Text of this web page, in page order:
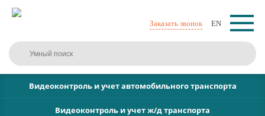
Заказать звонок EN
Видеоконтроль и учет автомобильного транспорта
Видеоконтроль и учет ж/д транспорта